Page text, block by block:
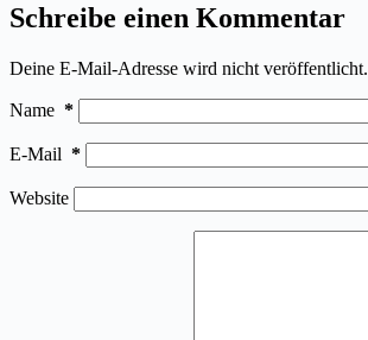
Schreibe einen Kommentar
Deine E-Mail-Adresse wird nicht veröffentlicht.
Name *
E-Mail *
Website